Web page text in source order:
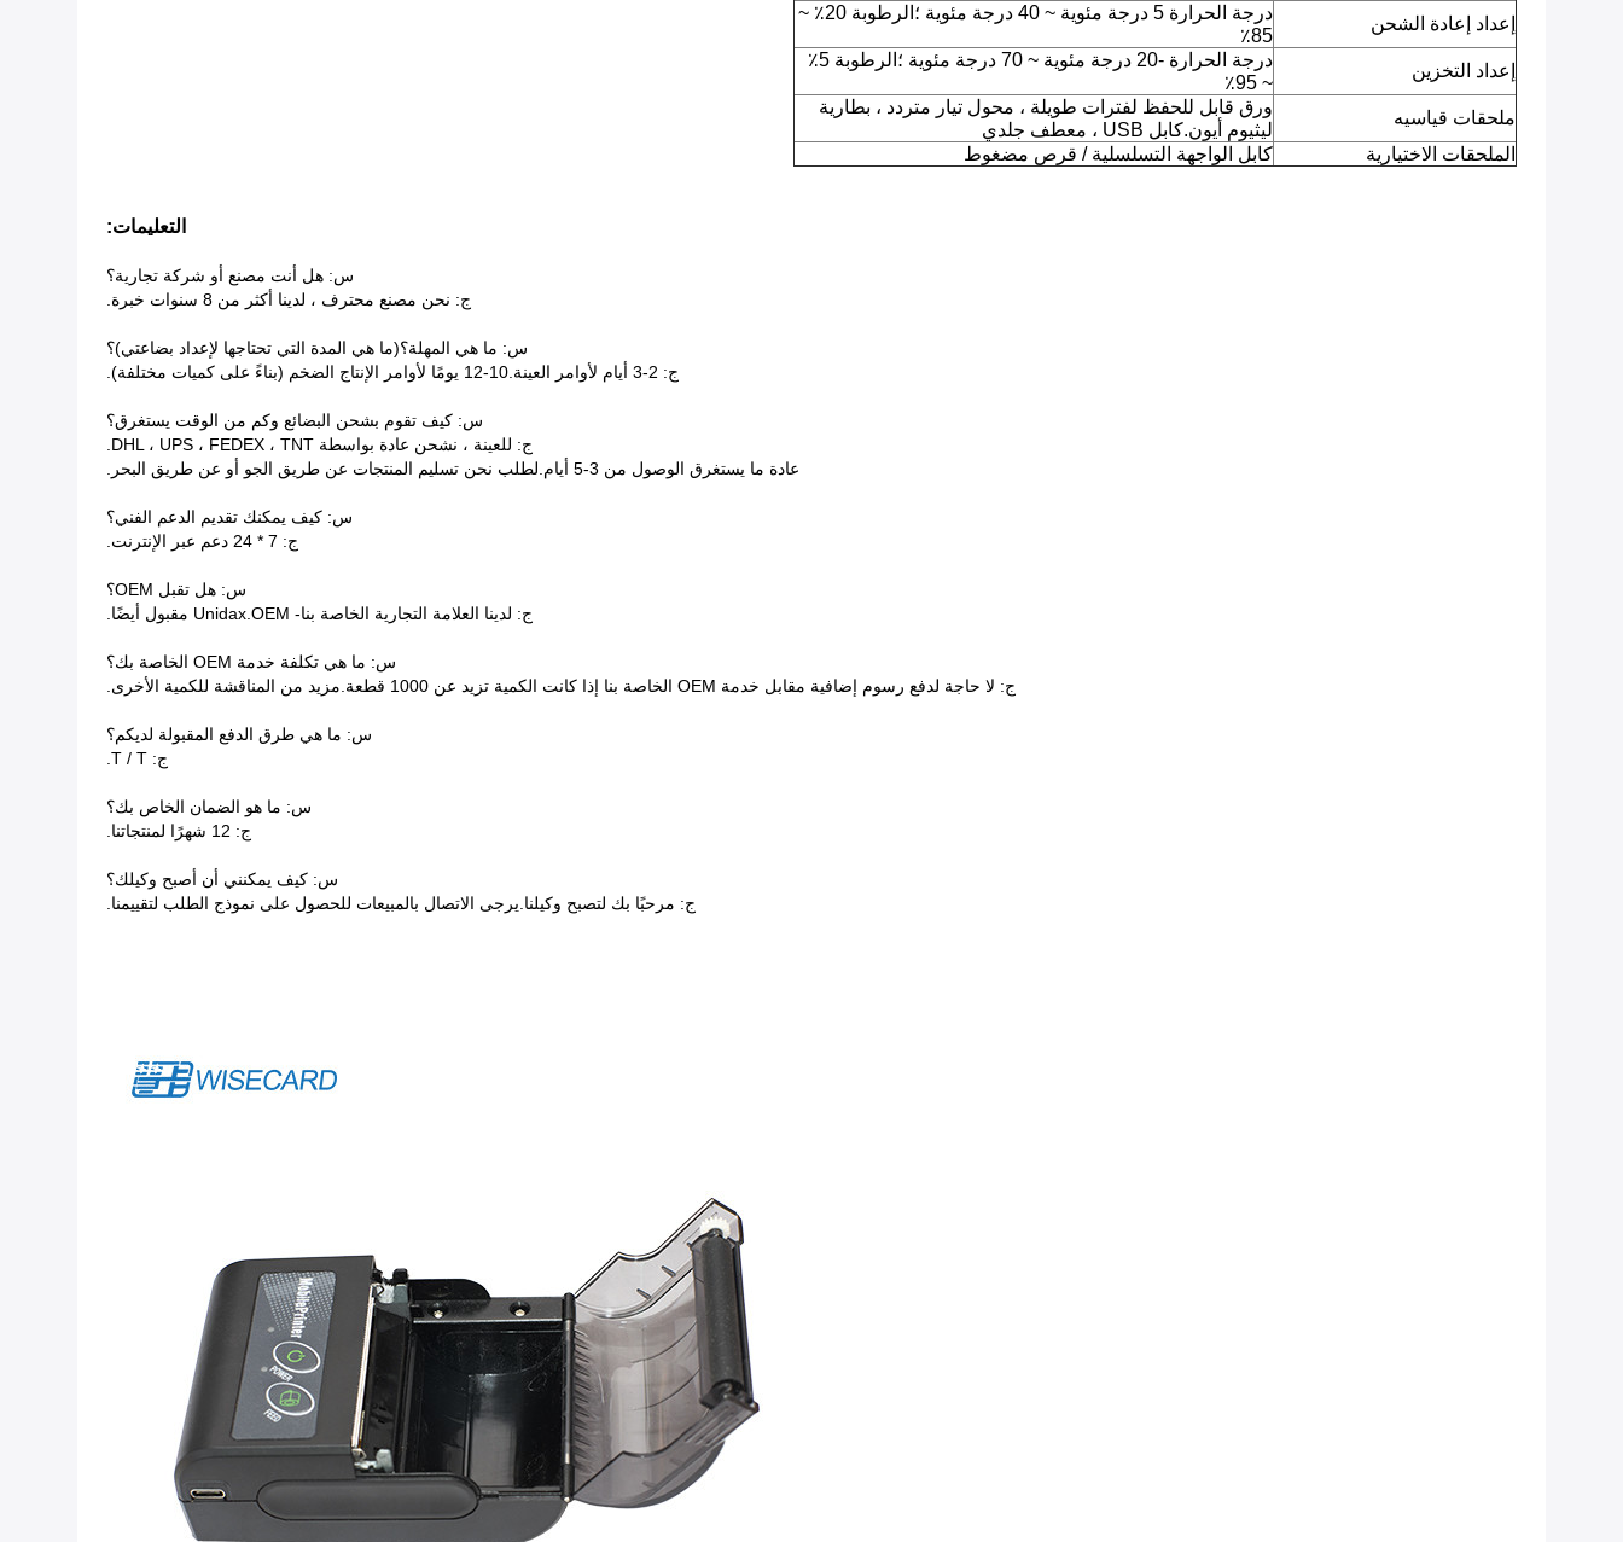
إعداد إعادة الشحن
درجة الحرارة 5 درجة مئوية ~ 40 درجة مئوية ؛الرطوبة 20٪ ~
85٪
إعداد التخزين
درجة الحرارة -20 درجة مئوية ~ 70 درجة مئوية ؛الرطوبة 5٪
~ 95٪
ملحقات قياسيه
ورق قابل للحفظ لفترات طويلة ، محول تيار متردد ، بطارية
ليثيوم أيون.كابل USB ، معطف جلدي
الملحقات الاختيارية
كابل الواجهة التسلسلية / قرص مضغوط
التعليمات:
س: هل أنت مصنع أو شركة تجارية؟
ج: نحن مصنع محترف ، لدينا أكثر من 8 سنوات خبرة.
س: ما هي المهلة؟(ما هي المدة التي تحتاجها لإعداد بضاعتي)؟
ج: 2-3 أيام لأوامر العينة.10-12 يومًا لأوامر الإنتاج الضخم (بناءً على كميات مختلفة).
س: كيف تقوم بشحن البضائع وكم من الوقت يستغرق؟
ج: للعينة ، نشحن عادة بواسطة DHL ، UPS ، FEDEX ، TNT.
عادة ما يستغرق الوصول من 3-5 أيام.لطلب نحن تسليم المنتجات عن طريق الجو أو عن طريق البحر.
س: كيف يمكنك تقديم الدعم الفني؟
ج: 7 * 24 دعم عبر الإنترنت.
س: هل تقبل OEM؟
ج: لدينا العلامة التجارية الخاصة بنا- Unidax.OEM مقبول أيضًا.
س: ما هي تكلفة خدمة OEM الخاصة بك؟
ج: لا حاجة لدفع رسوم إضافية مقابل خدمة OEM الخاصة بنا إذا كانت الكمية تزيد عن 1000 قطعة.مزيد من المناقشة للكمية الأخرى.
س: ما هي طرق الدفع المقبولة لديكم؟
ج: T / T.
س: ما هو الضمان الخاص بك؟
ج: 12 شهرًا لمنتجاتنا.
س: كيف يمكنني أن أصبح وكيلك؟
ج: مرحبًا بك لتصبح وكيلنا.يرجى الاتصال بالمبيعات للحصول على نموذج الطلب لتقييمنا.